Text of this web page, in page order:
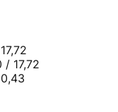
17,72